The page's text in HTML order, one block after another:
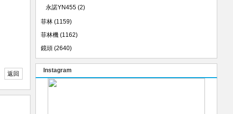
返回
永諾YN455 (2)
菲林 (1159)
菲林機 (1162)
鏡頭 (2640)
Instagram